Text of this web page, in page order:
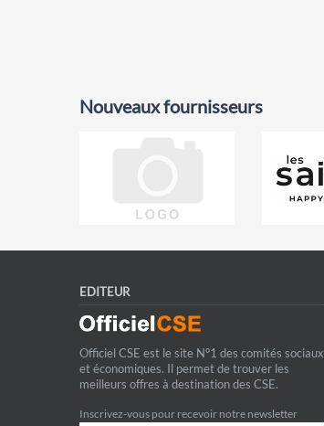
Nouveaux fournisseurs
EDITEUR
Officiel CSE est le site N°1 des comités sociaux
et économiques. Il permet de trouver les
meilleurs offres à destination des CSE.
Inscrivez-vous pour recevoir notre newsletter